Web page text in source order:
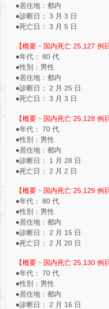
●居住地：都内
●診断日： 3 月 3 日
●死亡日： 3 月 5 日
【概要・国内死亡 25,127 例目
●年代： 80 代
●性別：男性
●居住地：都内
●診断日： 2 月 25 日
●死亡日： 3 月 3 日
【概要・国内死亡 25,128 例目
●年代： 70 代
●性別：男性
●居住地：都内
●診断日： 1 月 28 日
●死亡日： 2 月 2 日
【概要・国内死亡 25,129 例目
●年代： 80 代
●性別：男性
●居住地：都内
●診断日： 2 月 15 日
●死亡日： 2 月 20 日
【概要・国内死亡 25,130 例目
●年代： 70 代
●性別：男性
●居住地：都内
●診断日： 2 月 16 日